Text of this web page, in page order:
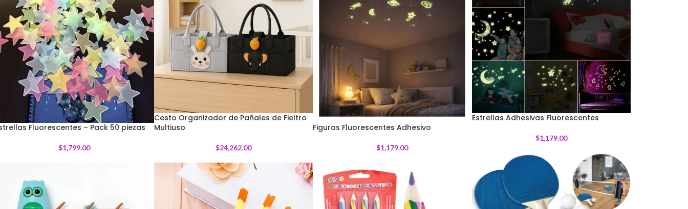
Cesto Organizador de Pañales de Fieltro
Multiuso
$24,262.00
Estrellas Adhesivas Fluorescentes
$1,179.00
Fluorescentes – Pack 50 piezas
$1,799.00
Figuras Fluorescentes Adhesivo
$1,179.00